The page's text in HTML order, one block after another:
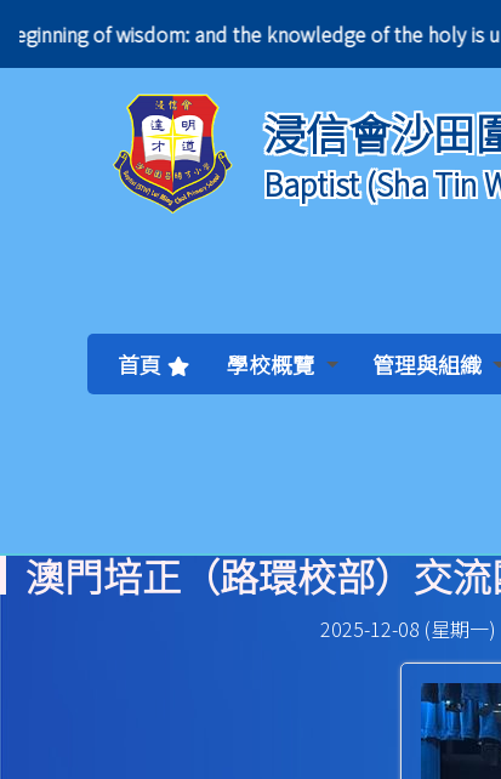
of wisdom: and the knowledge of the holy is
浸信會沙田
Baptist (Sha Tin
首頁 學校概覽 管理與組織
澳門培正（路環校部）交
2025-12-08 (星期一)